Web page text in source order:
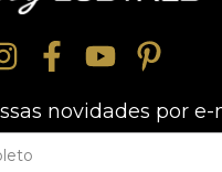
novidades por e-